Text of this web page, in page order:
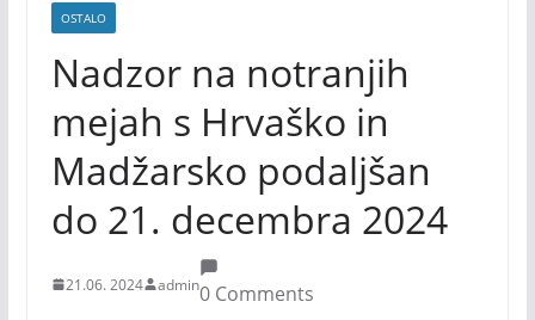
OSTALO
Nadzor na notranjih
mejah s Hrvaško in
Madžarsko podaljšan
do 21. decembra 2024
21.06. 2024 admin0 Comments